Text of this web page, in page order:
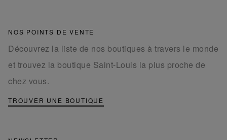
NOS POINTS DE VENTE
Découvrez la liste de nos boutiques à travers le monde
et trouvez la boutique Saint-Louis la plus proche de
chez vous.
TROUVER UNE BOUTIQUE